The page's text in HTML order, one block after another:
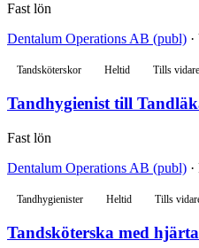
Fast lön
Dentalum Operations AB (publ)
Tandsköterskor Heltid Tills vidare
Tandhygienist till
Fast lön
Dentalum Operations AB (publ)
Tandhygienister Heltid Tills
Tandsköterska med